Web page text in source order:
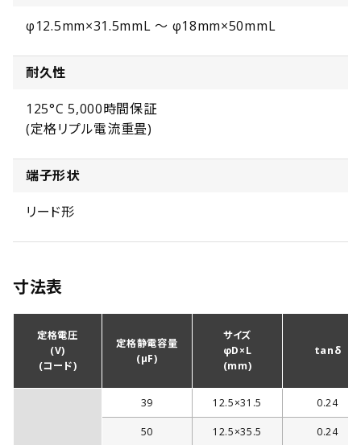
φ12.5mm×31.5mmL ～ φ18mm×50mmL
耐久性
125°C 5,000時間保証
(定格リプル電流重畳)
端子形状
リード形
寸法表
定格電圧
(V)
(コード)
定格静電容量
(µF)
サイズ
φD×L
(mm)
tanδ
39 12.5×31.5 0.24
50 12.5×35.5 0.24